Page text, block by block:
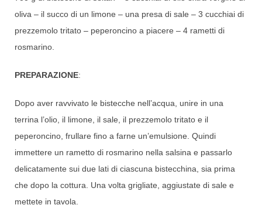
oliva – il succo di un limone – una presa di sale – 3 cucchiai di
prezzemolo tritato – peperoncino a piacere – 4 rametti di
rosmarino.
PREPARAZIONE:
Dopo aver ravvivato le bistecche nell’acqua, unire in una
terrina l’olio, il limone, il sale, il prezzemolo tritato e il
peperoncino, frullare fino a farne un’emulsione. Quindi
immettere un rametto di rosmarino nella salsina e passarlo
delicatamente sui due lati di ciascuna bistecchina, sia prima
che dopo la cottura. Una volta grigliate, aggiustate di sale e
mettete in tavola.